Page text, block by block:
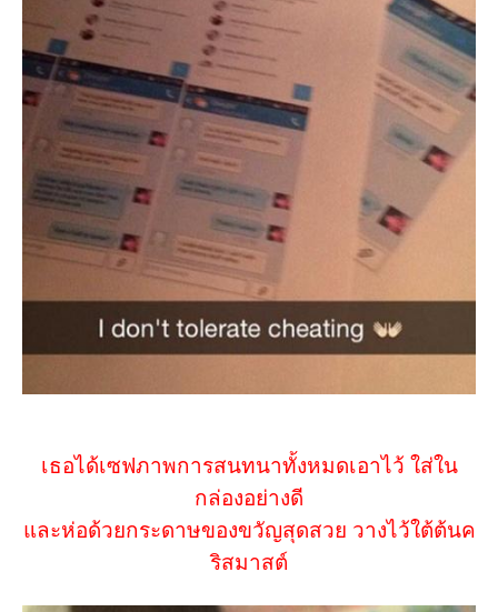
เธอได้เซฟภาพการสนทนาทั้งหมดเอาไว้ ใส่ใน
กล่องอย่างดี
และห่อด้วยกระดาษของขวัญสุดสวย วางไว้ใต้ต้นค
ริสมาสต์